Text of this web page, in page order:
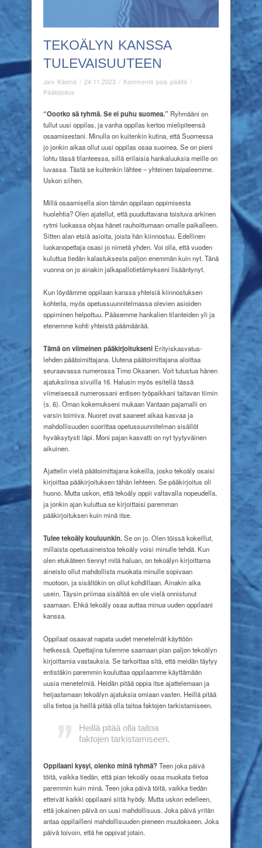
TEKOÄLYN KANSSA
TULEVAISUUTEEN
Jani Käsmä / 24.11.2023 / Kommentit pois päältä artikkelissa
tulevaisuuteen
/
Pääkirjoitus
“Oootko sä tyhmä. Se ei puhu suomea.” Ryhmääni on
tullut uusi oppilas, ja vanha oppilas kertoo mielipiteensä
osaamisestani. Minulla on kuitenkin kutina, että Suomessa
jo jonkin aikaa ollut uusi oppilas osaa suomea. Se on pieni
lohtu tässä tilanteessa, sillä erilaisia hankaluuksia meille on
luvassa. Tästä se kuitenkin lähtee – yhteinen taipaleemme.
Uskon siihen.
Millä osaamisella aion tämän oppilaan oppimisesta
huolehtia? Olen ajatellut, että puuduttavana toistuva arkinen
rytmi luokassa ohjaa hänet rauhoittumaan omalle paikalleen.
Sitten alan etsiä asioita, joista hän kiinnostuu. Edellinen
luokanopettaja osasi jo nimetä yhden. Voi olla, että vuoden
kuluttua tiedän kalastuksesta paljon enemmän kuin nyt. Tänä
vuonna on jo ainakin jalkapallotietämykseni lisääntynyt.
Kun löydämme oppilaan kanssa yhteisiä kiinnostuksen
kohteita, myös opetussuunnitelmassa olevien asioiden
oppiminen helpottuu. Pääsemme hankalien tilanteiden yli ja
etenemme kohti yhteistä päämäärää.
Tämä on viimeinen pääkirjoitukseni Erityiskasvatus-
lehden päätoimittajana. Uutena päätoimittajana aloittaa
seuraavassa numerossa Timo Oksanen. Voit tutustua hänen
ajatuksiinsa sivuilla 16. Halusin myös esitellä tässä
viimeisessä numerossani entisen työpaikkani taitavan tiimin
(s. 6). Oman kokemukseni mukaan Vantaan pajamalli on
varsin toimiva. Nuoret ovat saaneet aikaa kasvaa ja
mahdollisuuden suorittaa opetussuunnitelman sisällöt
hyväksytysti läpi. Moni pajan kasvatti on nyt tyytyväinen
aikuinen.
Ajattelin vielä päätoimittajana kokeilla, josko tekoäly osaisi
kirjoittaa pääkirjoituksen tähän lehteen. Se pääkirjoitus oli
huono. Mutta uskon, että tekoäly oppii valtavalla nopeudella,
ja jonkin ajan kuluttua se kirjoittaisi paremman
pääkirjoituksen kuin minä itse.
Tulee tekoäly kouluunkin.Se on jo. Olen töissä kokeillut,
millaista opetusaineistoa tekoäly voisi minulle tehdä. Kun
olen etukäteen tiennyt mitä haluan, on tekoälyn kirjoittama
aineisto ollut mahdollista muokata minulle sopivaan
muotoon, ja sisältökin on ollut kohdillaan. Ainakin aika
usein. Täysin priimaa sisältöä en ole vielä onnistunut
saamaan. Ehkä tekoäly osaa auttaa minua uuden oppilaani
kanssa.
Oppilaat osaavat napata uudet menetelmät käyttöön
hetkessä. Opettajina tulemme saamaan pian paljon tekoälyn
kirjoittamia vastauksia. Se tarkoittaa sitä, että meidän täytyy
entistäkin paremmin kouluttaa oppilaamme käyttämään
uusia menetelmiä. Heidän pitää oppia itse ajattelemaan ja
heijastamaan tekoälyn ajatuksia omiaan vasten. Heillä pitää
olla tietoa ja heillä pitää olla taitoa faktojen tarkistamiseen.
Heillä pitää olla taitoa
faktojen tarkistamiseen.
Oppilaani kysyi, olenko minä tyhmä?Teen joka päivä
töitä, vaikka tiedän, että pian tekoäly osaa muokata tietoa
paremmin kuin minä. Teen joka päivä töitä, vaikka tiedän
etteivät kaikki oppilaani siitä hyödy. Mutta uskon edelleen,
että jokainen päivä on uusi mahdollisuus. Joka päivä yritän
antaa oppilailleni mahdollisuuden pieneen muutokseen. Joka
päivä toivoin, että he oppivat jotain.